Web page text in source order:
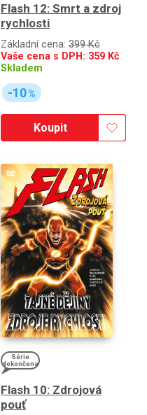
Flash 12: Smrt a zdroj
rychlosti
Základní cena: 399 Kč
Vaše cena s DPH: 359 Kč
Skladem
-10%
Koupit
Série
dokončena
Flash 10: Zdrojová
pouť